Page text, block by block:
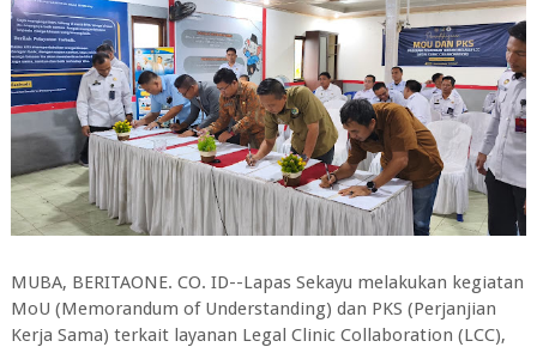
MUBA, BERITAONE. CO. ID--Lapas Sekayu melakukan kegiatan
MoU (Memorandum of Understanding) dan PKS (Perjanjian
Kerja Sama) terkait layanan Legal Clinic Collaboration (LCC),